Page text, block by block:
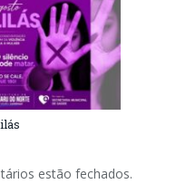
estão fechados.